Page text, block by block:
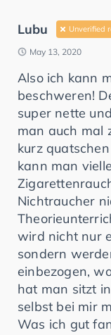
Lubu Unverified
May 13, 2020
Also ich kann
beschweren!
super nette
man auch mal
kurz
kann man
Nichtraucher
wird nicht nur
sondern
einbezogen,
hat man sitzt
selbst bei mir
Was ich gut